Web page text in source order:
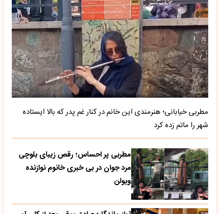
مطربی خیابانی؛ هنرمندی این خانم در کنار غم پدر که بالا ایستاده
شهر را ماتم زده کرد
مطربی پر احساس؛ رقص زیبای بلوچی
مرد جوان در بی خبری خانوم نوازنده
ویولن